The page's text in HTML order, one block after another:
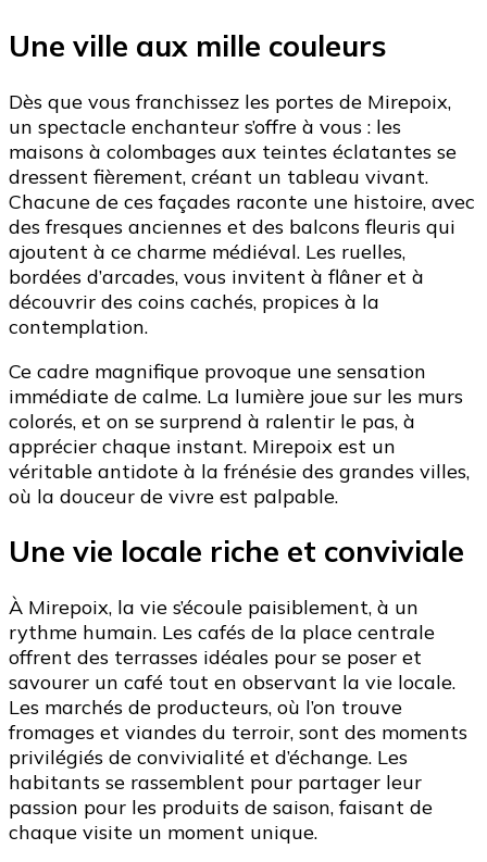
Une ville aux mille couleurs
Dès que vous franchissez les portes de Mirepoix,
un spectacle enchanteur s’offre à vous : les
maisons à colombages aux teintes éclatantes se
dressent fièrement, créant un tableau vivant.
Chacune de ces façades raconte une histoire, avec
des fresques anciennes et des balcons fleuris qui
ajoutent à ce charme médiéval. Les ruelles,
bordées d’arcades, vous invitent à flâner et à
découvrir des coins cachés, propices à la
contemplation.
Ce cadre magnifique provoque une sensation
immédiate de calme. La lumière joue sur les murs
colorés, et on se surprend à ralentir le pas, à
apprécier chaque instant. Mirepoix est un
véritable antidote à la frénésie des grandes villes,
où la douceur de vivre est palpable.
Une vie locale riche et conviviale
À Mirepoix, la vie s’écoule paisiblement, à un
rythme humain. Les cafés de la place centrale
offrent des terrasses idéales pour se poser et
savourer un café tout en observant la vie locale.
Les marchés de producteurs, où l’on trouve
fromages et viandes du terroir, sont des moments
privilégiés de convivialité et d’échange. Les
habitants se rassemblent pour partager leur
passion pour les produits de saison, faisant de
chaque visite un moment unique.